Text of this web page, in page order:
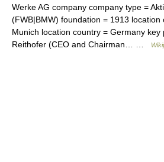
Werke AG company company type =
(FWB|BMW) foundation = 1913
Munich location country = Germany key
Reithofer (CEO and Chairman… …